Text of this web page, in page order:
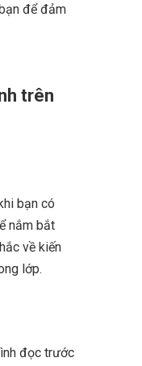
để đảm
trên
bạn có
nắm bắt
về kiến
lớp.
đọc trước